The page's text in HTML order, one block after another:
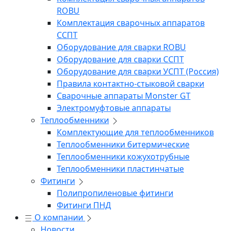
ROBU
Комплектация сварочных аппаратов
ССПТ
Оборудование для сварки ROBU
Оборудование для сварки ССПТ
Оборудование для сварки УСПТ (Россия)
Правила контактно-стыковой сварки
Сварочные аппараты Monster GT
Электромуфтовые аппараты
Теплообменники
Комплектующие для теплообменников
Теплообменники битермические
Теплообменники кожухотрубные
Теплообменники пластинчатые
Фитинги
Полипропиленовые фитинги
Фитинги ПНД
О компании